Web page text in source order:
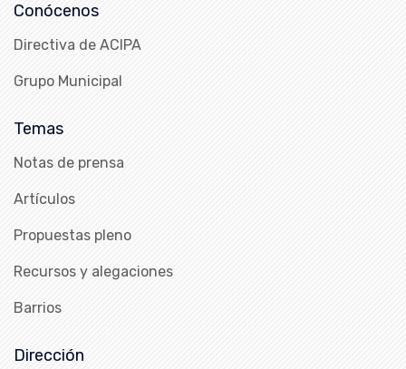
Conócenos
Directiva de ACIPA
Grupo Municipal
Temas
Notas de prensa
Artículos
Propuestas pleno
Recursos y alegaciones
Barrios
Dirección